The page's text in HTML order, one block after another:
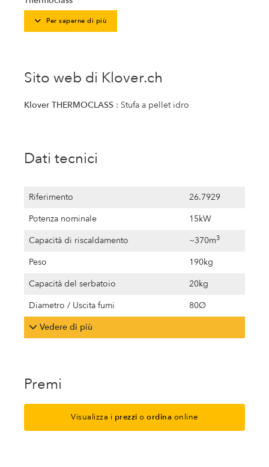
Per saperne di più
Sito web di Klover.ch
Klover THERMOCLASS : Stufa a pellet idro
Dati tecnici
Riferimento
26.7929
Potenza nominale
15kW
Capacità di riscaldamento
~370m3
Peso
190kg
Capacità del serbatoio
20kg
Diametro / Uscita fumi
80Ø
Vedere di più
Premi
Visualizza i prezzi oordina online